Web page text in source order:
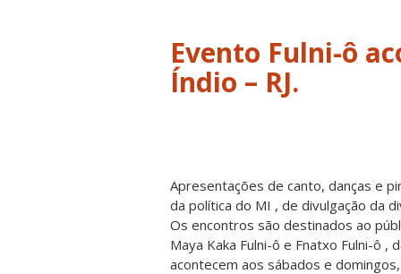
Evento Fulni-ô
Índio – RJ.
Apresentações de canto, danças e
da política do MI , de divulgação da
Os encontros são destinados ao
Maya Kaka Fulni-ô e Fnatxo Fulni-ô ,
acontecem aos sábados e